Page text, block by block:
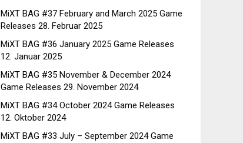
MiXT BAG #37 February and March 2025 Game
Releases 28. Februar 2025
MiXT BAG #36 January 2025 Game Releases
12. Januar 2025
MiXT BAG #35 November & December 2024
Game Releases 29. November 2024
MiXT BAG #34 October 2024 Game Releases
12. Oktober 2024
MiXT BAG #33 July – September 2024 Game